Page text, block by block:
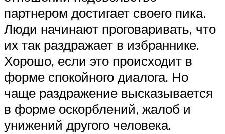
партнером достигает своего пика.
Люди начинают проговаривать, что
их так раздражает в избраннике.
Хорошо, если это происходит в
форме спокойного диалога. Но
чаще раздражение высказывается
в форме оскорблений, жалоб и
унижений другого человека.